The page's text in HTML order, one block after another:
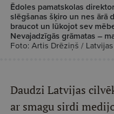
Ēdoles pamatskolas
slēgšanas šķiro un nes ārā
braucot un lūkojot sev
Nevajadzīgās grāmatas –
Foto: Artis Drēziņš /
Daudzi Latvijas
ar smagu sirdi